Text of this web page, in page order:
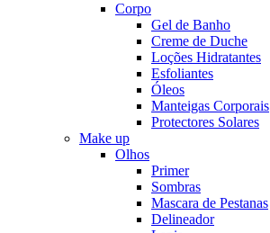
Corpo
Gel de Banho
Creme de Duche
Loções Hidratantes
Esfoliantes
Óleos
Manteigas Corporais
Protectores Solares
Make up
Olhos
Primer
Sombras
Mascara de Pestanas
Delineador